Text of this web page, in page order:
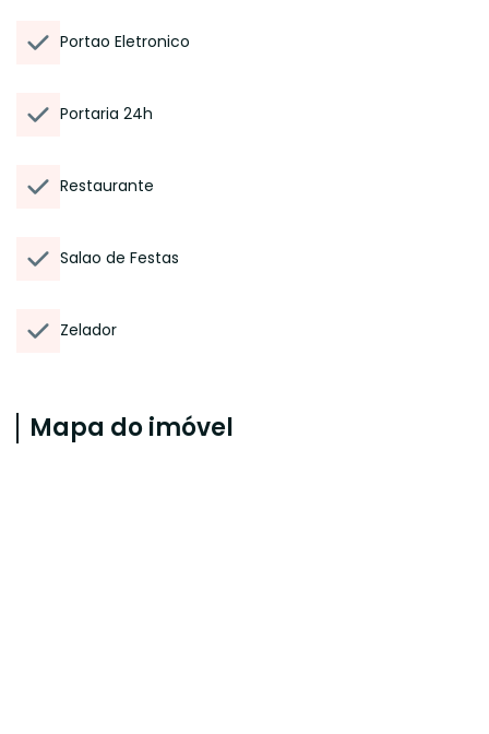
Portao Eletronico
Portaria 24h
Restaurante
Salao de Festas
Zelador
Mapa do imóvel